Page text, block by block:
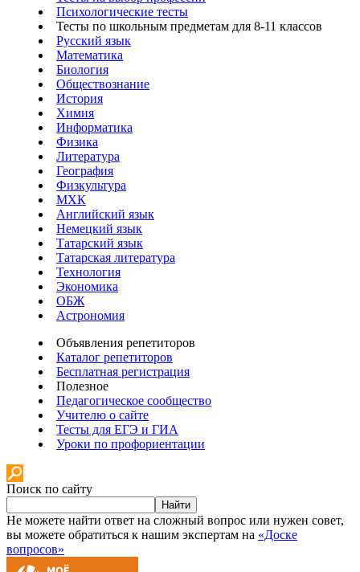
Психологические тесты
Тесты по школьным предметам для 8-11 классов
Русский язык
Математика
Биология
Обществознание
История
Химия
Информатика
Физика
Литература
География
Физкультура
МХК
Английский язык
Немецкий язык
Татарский язык
Татарская литература
Технология
Экономика
ОБЖ
Астрономия
Объявления репетиторов
Каталог репетиторов
Бесплатная регистрация
Полезное
Педагогическое сообщество
Учителю о сайте
Тесты для ЕГЭ и ГИА
Уроки по профориентации
Поиск по сайту
Найти
Не можете найти ответ на сложный вопрос или нужен совет,
вы можете обратиться к нашим экспертам на «Доске
вопросов»